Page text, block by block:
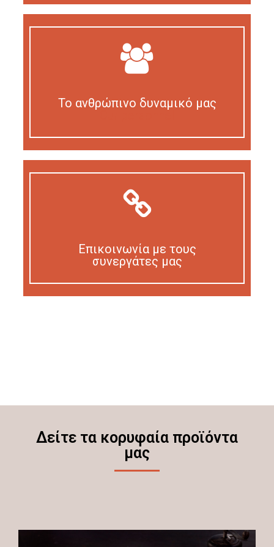
Το ανθρώπινο δυναμικό μας
Επικοινωνία με τους
συνεργάτες μας
Δείτε τα κορυφαία προϊόντα
μας